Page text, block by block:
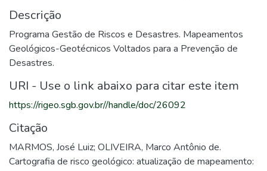
Descrição
Programa Gestão de Riscos e Desastres. Mapeamentos
Geológicos-Geotécnicos Voltados para a Prevenção de
Desastres.
URI - Use o link abaixo para citar este item
https://rigeo.sgb.gov.br//handle/doc/26092
Citação
MARMOS, José Luiz; OLIVEIRA, Marco Antônio de.
Cartografia de risco geológico: atualização de mapeamento: